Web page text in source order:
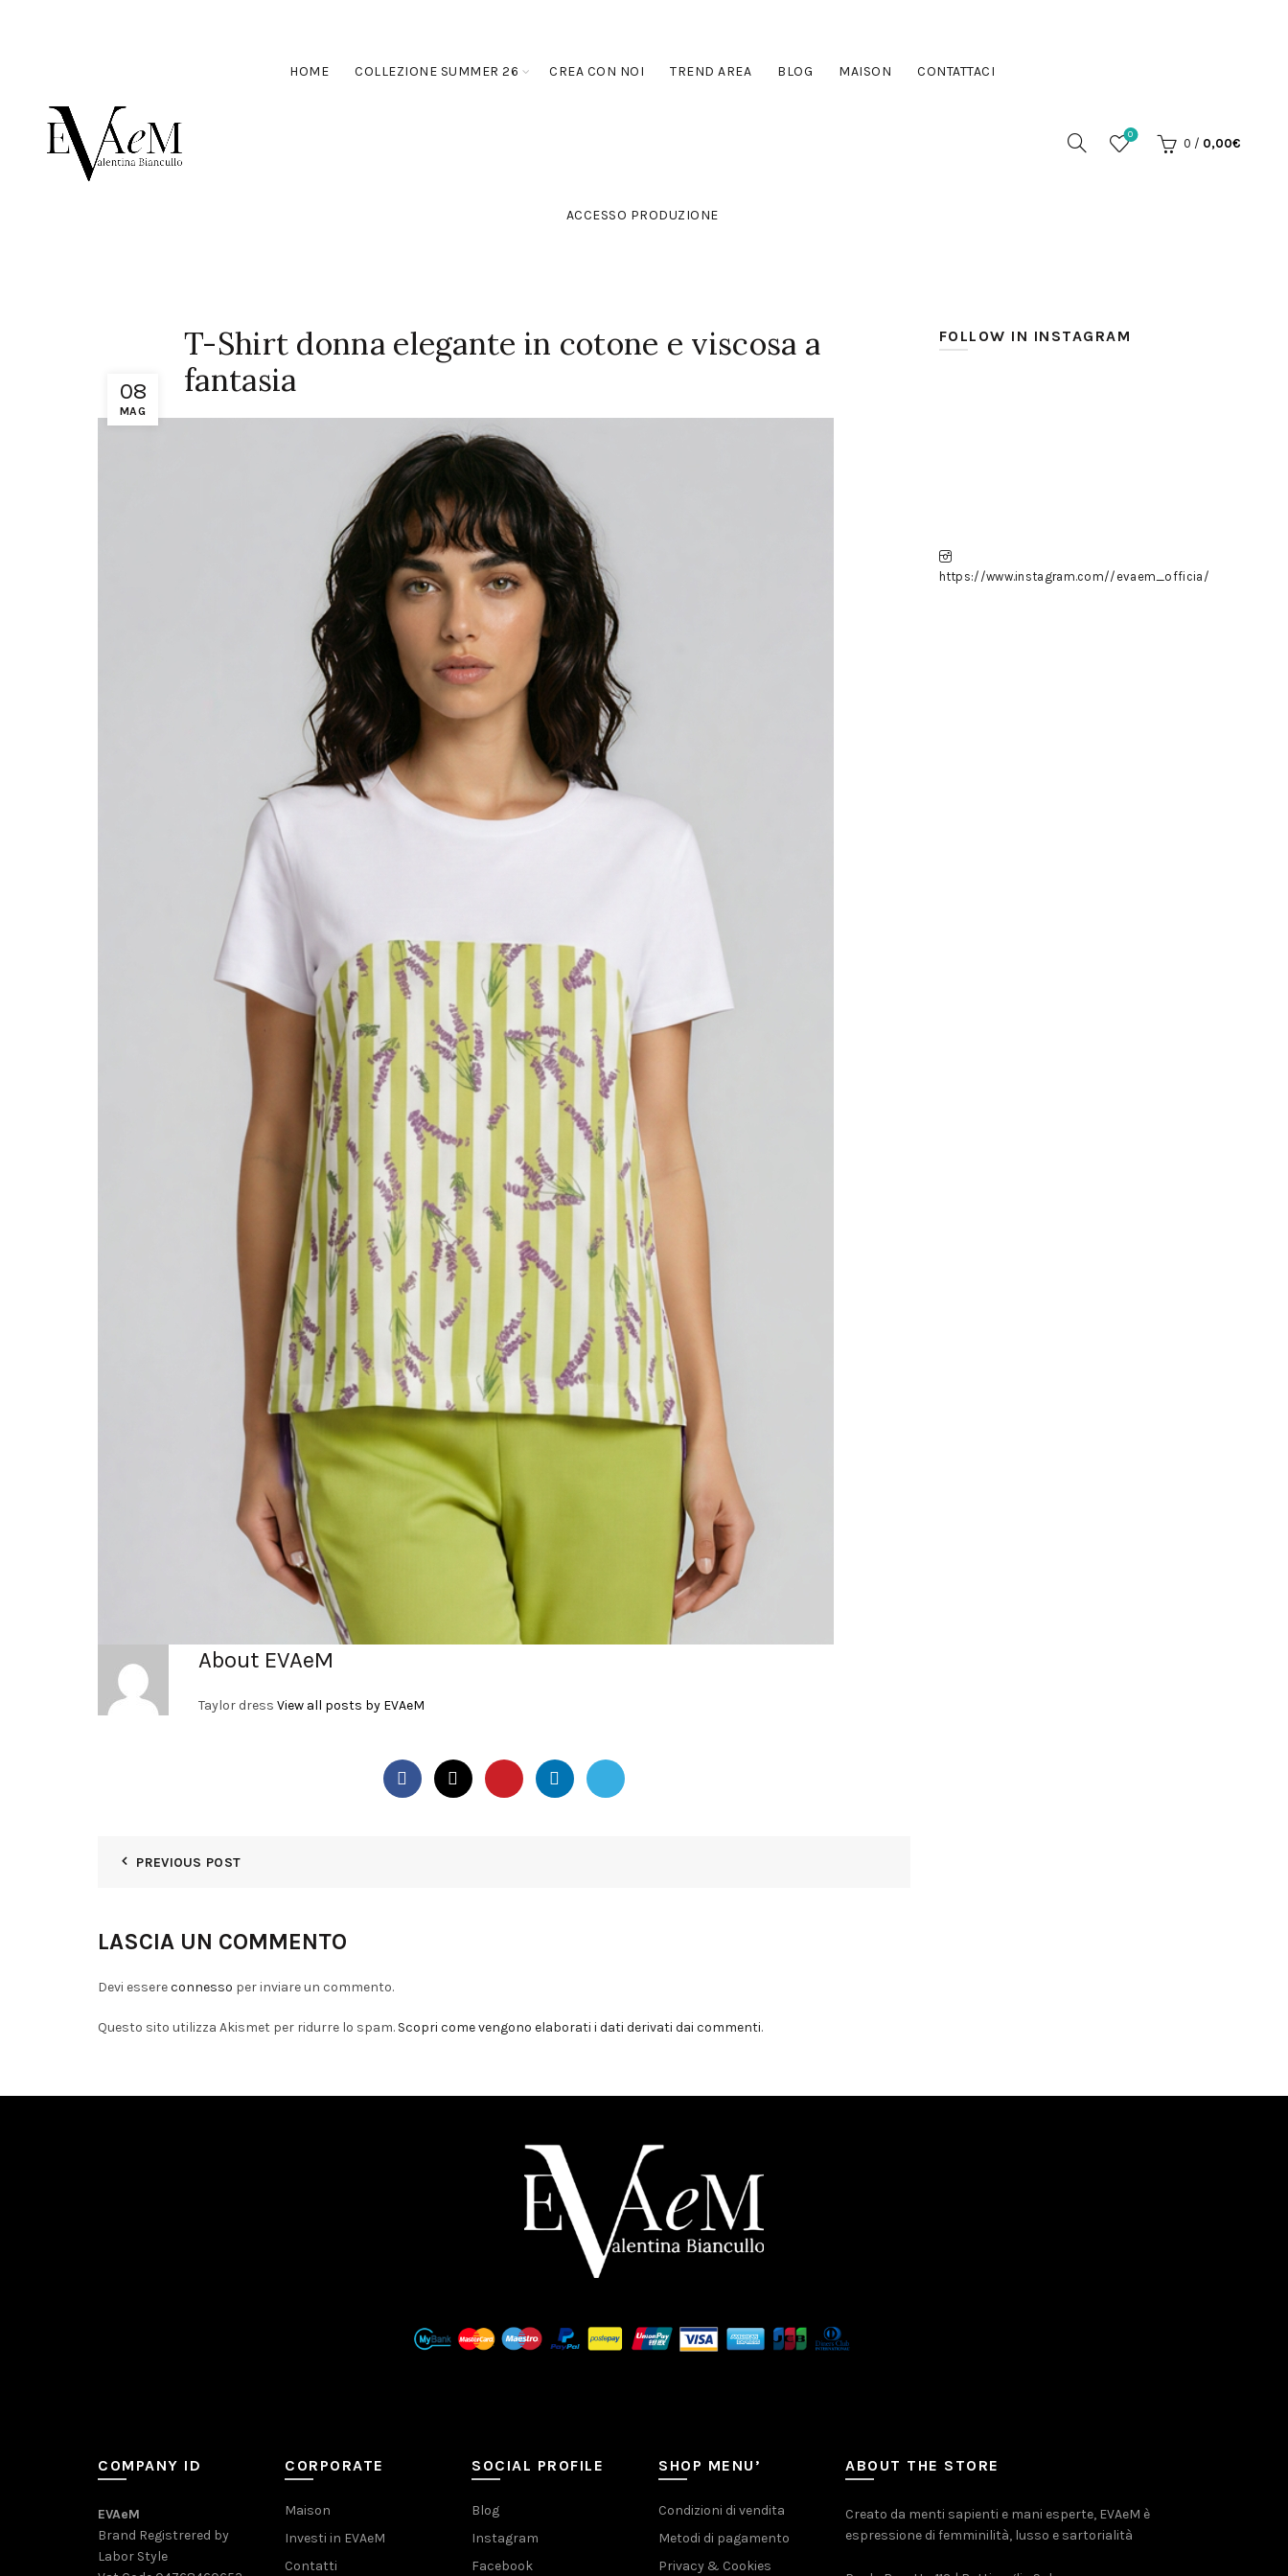
HOME COLLEZIONE SUMMER 26 CREA CON NOI TREND AREA BLOG MAISON CONTATTACI
ACCESSO PRODUZIONE
0
0 / 0,00€
08
MAG
T-Shirt donna elegante in cotone e viscosa a
fantasia
About EVAeM
Taylor dress View all posts by EVAeM
PREVIOUS POST
LASCIA UN COMMENTO
Devi essereconnesso per inviare un commento.
Questo sito utilizza Akismet per ridurre lo spam. Scopri come vengono elaborati i dati derivati dai commenti.
FOLLOW IN INSTAGRAM
https://www.instagram.com//evaem_officia/
COMPANY ID
EVAeM
Brand Registrered by
Labor Style
CORPORATE
Maison
Investi in EVAeM
Contatti
SOCIAL PROFILE
Blog
Instagram
Facebook
SHOP MENU’
Condizioni di vendita
Metodi di pagamento
Privacy & Cookies
ABOUT THE STORE
Creato da menti sapienti e mani esperte, EVAeM è
espressione di femminilità, lusso e sartorialità